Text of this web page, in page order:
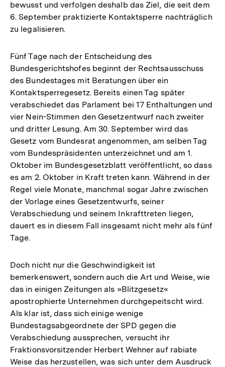
bewusst und verfolgen deshalb das Ziel, die seit dem
6. September praktizierte Kontaktsperre nachträglich
zu legalisieren.
Fünf Tage nach der Entscheidung des
Bundesgerichtshofes beginnt der Rechtsausschuss
des Bundestages mit Beratungen über ein
Kontaktsperregesetz. Bereits einen Tag später
verabschiedet das Parlament bei 17 Enthaltungen und
vier Nein-Stimmen den Gesetzentwurf nach zweiter
und dritter Lesung. Am 30. September wird das
Gesetz vom Bundesrat angenommen, am selben Tag
vom Bundespräsidenten unterzeichnet und am 1.
Oktober im Bundesgesetzblatt veröffentlicht, so dass
es am 2. Oktober in Kraft treten kann. Während in der
Regel viele Monate, manchmal sogar Jahre zwischen
der Vorlage eines Gesetzentwurfs, seiner
Verabschiedung und seinem Inkrafttreten liegen,
dauert es in diesem Fall insgesamt nicht mehr als fünf
Tage.
Doch nicht nur die Geschwindigkeit ist
bemerkenswert, sondern auch die Art und Weise, wie
das in einigen Zeitungen als »Blitzgesetz«
apostrophierte Unternehmen durchgepeitscht wird.
Als klar ist, dass sich einige wenige
Bundestagsabgeordnete der SPD gegen die
Verabschiedung aussprechen, versucht ihr
Fraktionsvorsitzender Herbert Wehner auf rabiate
Weise das herzustellen, was sich unter dem Ausdruck